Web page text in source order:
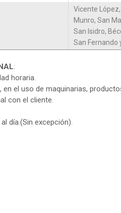
Vicente
Munro, San
San Isidro,
San Fernando
:
horaria.
en el uso de maquinarias,
con el cliente.
día.(Sin excepción).